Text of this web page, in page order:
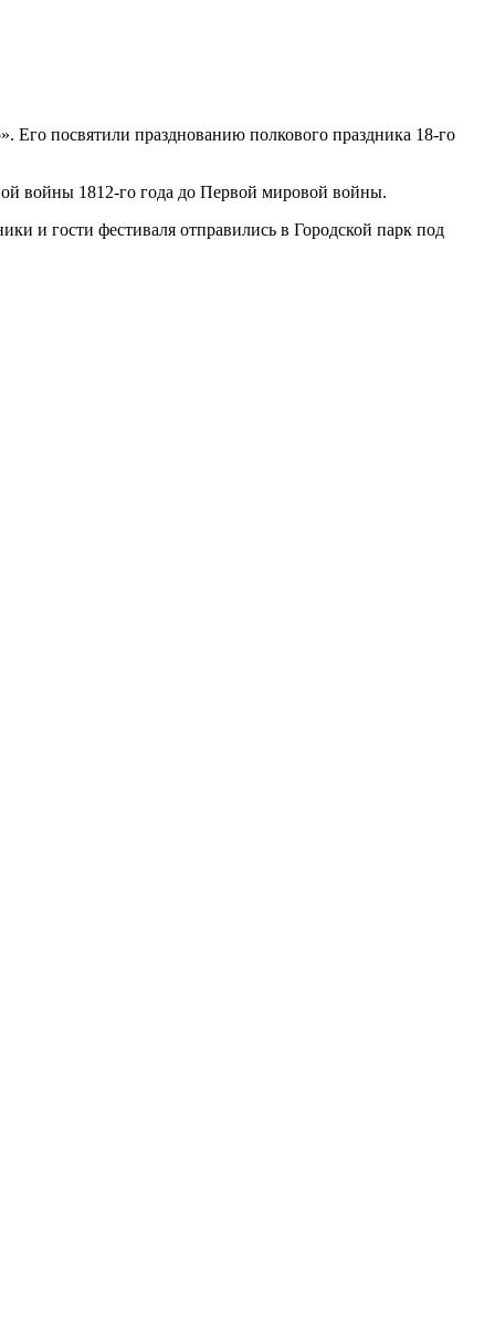
Его посвятили празднованию полкового праздника 18-го
войны 1812-го года до Первой мировой войны.
и гости фестиваля отправились в Городской парк под